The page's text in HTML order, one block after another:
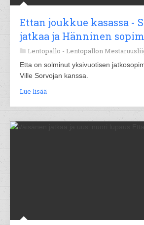
Ettan joukkue kasassa -
jatkaa ja Hänninen
Lentopallo - Lentopallon
Etta on solminut yksivuotisen
Ville Sorvojan kanssa.
Lue lisää